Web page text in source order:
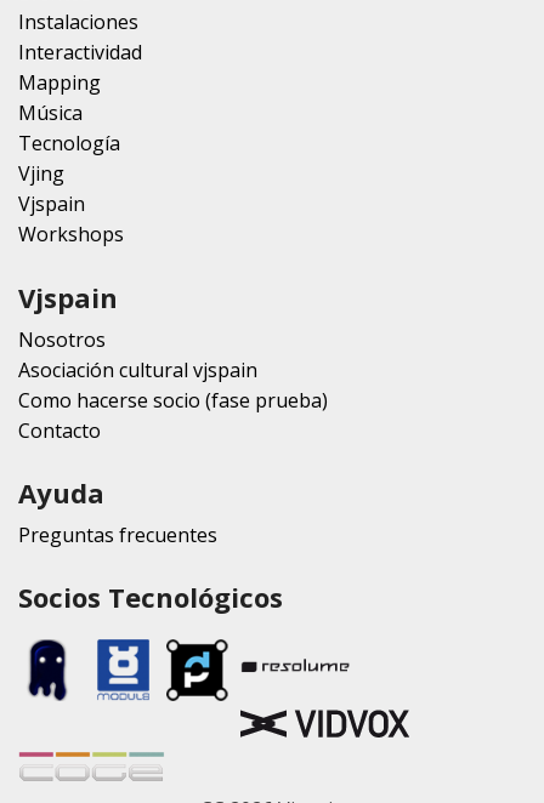
Instalaciones
Interactividad
Mapping
Música
Tecnología
Vjing
Vjspain
Workshops
Vjspain
Nosotros
Asociación cultural vjspain
Como hacerse socio (fase prueba)
Contacto
Ayuda
Preguntas frecuentes
Socios Tecnológicos